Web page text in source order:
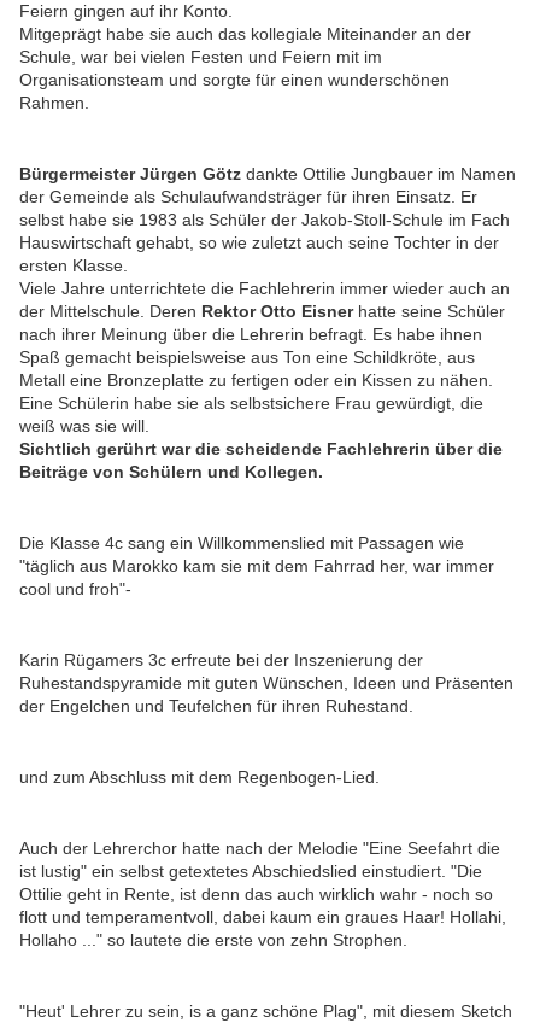
Feiern gingen auf ihr Konto.
Mitgeprägt habe sie auch das kollegiale Miteinander an der
Schule, war bei vielen Festen und Feiern mit im
Organisationsteam und sorgte für einen wunderschönen
Rahmen.
Bürgermeister Jürgen Götz dankte Ottilie Jungbauer im Namen
der Gemeinde als Schulaufwandsträger für ihren Einsatz. Er
selbst habe sie 1983 als Schüler der Jakob-Stoll-Schule im Fach
Hauswirtschaft gehabt, so wie zuletzt auch seine Tochter in der
ersten Klasse.
Viele Jahre unterrichtete die Fachlehrerin immer wieder auch an
der Mittelschule. Deren Rektor Otto Eisner hatte seine Schüler
nach ihrer Meinung über die Lehrerin befragt. Es habe ihnen
Spaß gemacht beispielsweise aus Ton eine Schildkröte, aus
Metall eine Bronzeplatte zu fertigen oder ein Kissen zu nähen.
Eine Schülerin habe sie als selbstsichere Frau gewürdigt, die
weiß was sie will.
Sichtlich gerührt war die scheidende Fachlehrerin über die
Beiträge von Schülern und Kollegen.
Die Klasse 4c sang ein Willkommenslied mit Passagen wie
"täglich aus Marokko kam sie mit dem Fahrrad her, war immer
cool und froh"-
Karin Rügamers 3c erfreute bei der Inszenierung der
Ruhestandspyramide mit guten Wünschen, Ideen und Präsenten
der Engelchen und Teufelchen für ihren Ruhestand.
und zum Abschluss mit dem Regenbogen-Lied.
Auch der Lehrerchor hatte nach der Melodie "Eine Seefahrt die
ist lustig" ein selbst getextetes Abschiedslied einstudiert. "Die
Ottilie geht in Rente, ist denn das auch wirklich wahr - noch so
flott und temperamentvoll, dabei kaum ein graues Haar! Hollahi,
Hollaho ..." so lautete die erste von zehn Strophen.
"Heut' Lehrer zu sein, is a ganz schöne Plag", mit diesem Sketch